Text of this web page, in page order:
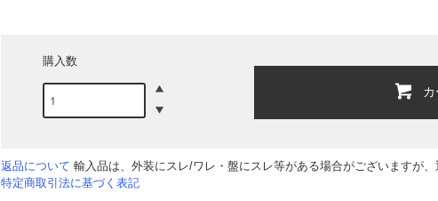
購入数
返品について 輸入品は、外装にスレ/ワレ・盤にスレ等がある場合がございますが、
特定商取引法に基づく表記